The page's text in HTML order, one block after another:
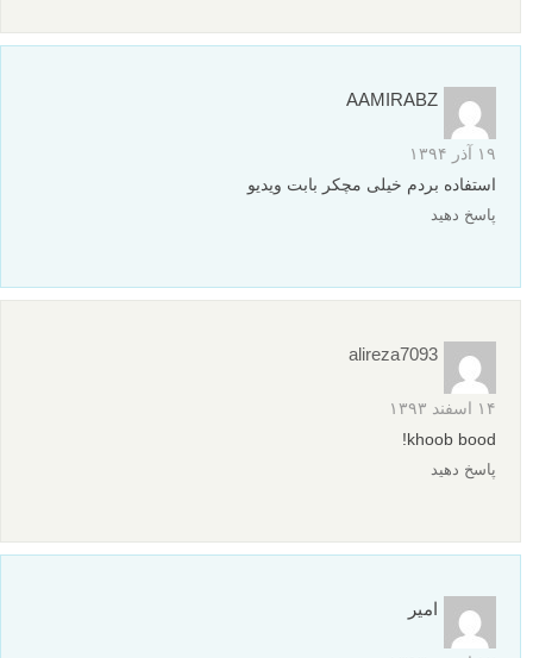
AAMIRABZ
۱۹ آذر ۱۳۹۴
استفاده بردم خیلى مچکر بابت ویدیو
پاسخ دهید
alireza7093
۱۴ اسفند ۱۳۹۳
khoob bood!
پاسخ دهید
امیر